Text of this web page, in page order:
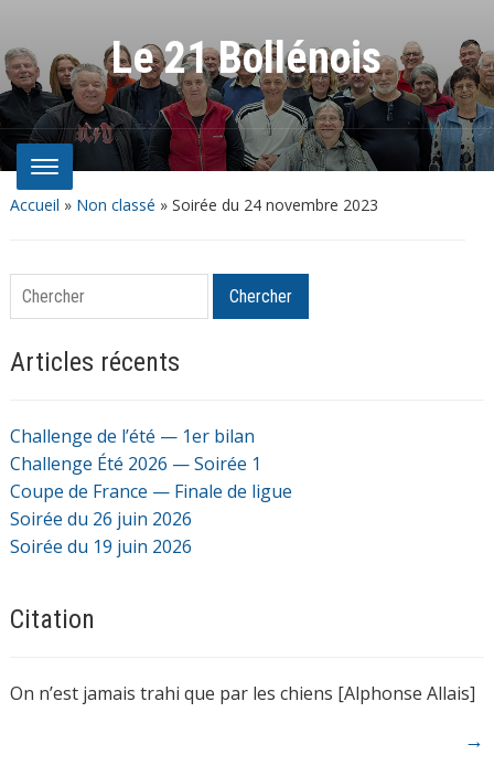
Le 21 Bollénois
Accueil » Non classé » Soirée du 24 novembre 2023
Chercher Chercher
Articles récents
Challenge de l’été — 1er bilan
Challenge Été 2026 — Soirée 1
Coupe de France — Finale de ligue
Soirée du 26 juin 2026
Soirée du 19 juin 2026
Citation
On n’est jamais trahi que par les chiens [Alphonse Allais]
→